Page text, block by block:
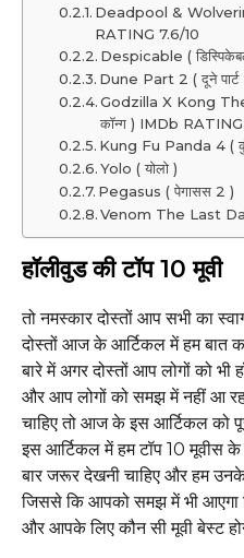
Deadpool &
RATING 7.6/10
Despicable (
Dune Part 2 ( दूने
Godzilla X Kong
कॉन्ग ) IMDb RATING
Kung Fu Panda 4 (
Yolo ( योलो )
Pegasus ( पेगासस 2 )
Venom The Last
हॉलीवुड की टॉप 10 मूवी
तो नमस्कार दोस्तों आप सभी का
दोस्तों आज के आर्टिकल में हम बात
बारे में अगर दोस्तों आप लोगों को भी
और आप लोगों को समझ में नहीं आ
चाहिए तो आज के इस आर्टिकल
इस आर्टिकल में हम टॉप 10 मूवीस
बार जरूर देखनी चाहिए और हम
जिससे कि आपको समझ में भी आएगा
और आपके लिए कौन सी मूवी बेस्ट